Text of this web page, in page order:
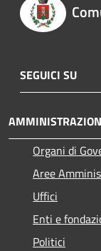
SEGUICI SU
Organi di
Aree
Uffici
Enti e
Politici